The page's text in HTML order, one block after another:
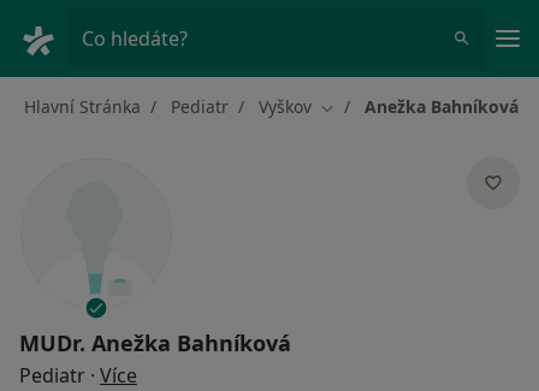
Co hledáte?
Hlavní Stránka Pediatr Vyškov Změna města
Anežka Bahníková
MUDr. Anežka Bahníková
Pediatr · Více